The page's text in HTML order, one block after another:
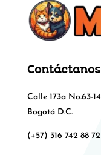
Contáctanos
Calle 173a No.63-14
Bogotá D.C.
(+57) 316 742 88 72